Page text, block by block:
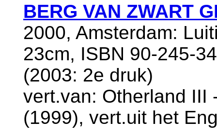
BERG VAN ZWART
2000, Amsterdam:
23cm, ISBN 90-245-
(2003: 2e druk)
vert.van: Otherland III
(1999), vert.uit het